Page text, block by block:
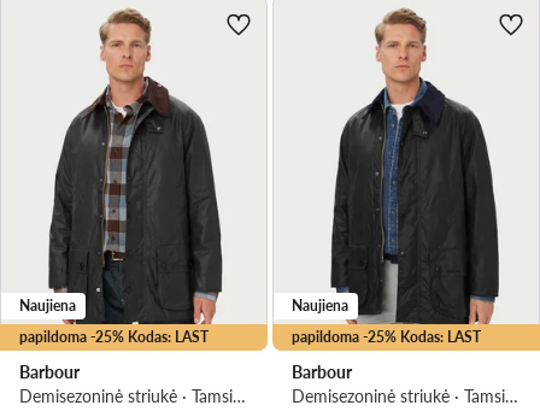
papildoma -25% Kodas: LAST
Naujiena
Barbour
Demisezoninė striukė · Tamsiai pilka
papildoma -25% Kodas: LAST
Naujiena
Barbour
Demisezoninė striukė · Tamsiai mėlyna